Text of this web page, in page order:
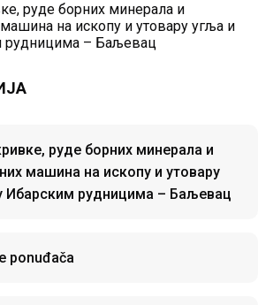
руде борних минерала и
на ископу и утовару угља и
рудницима – Баљевац
руде борних минерала и
машина на ископу и утовару
Ибарским рудницима – Баљевац
ponuđača